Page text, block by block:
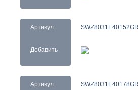
Артикул
Добавить
SWZ8031E40152GR
Артикул SWZ8031E40178GR